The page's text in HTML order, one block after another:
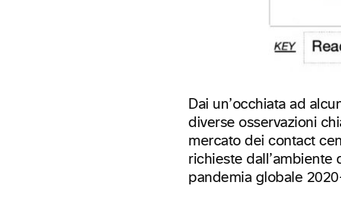
Dai un’occhiata ad
diverse osservazioni
mercato dei contact
richieste dall’ambiente
pandemia globale